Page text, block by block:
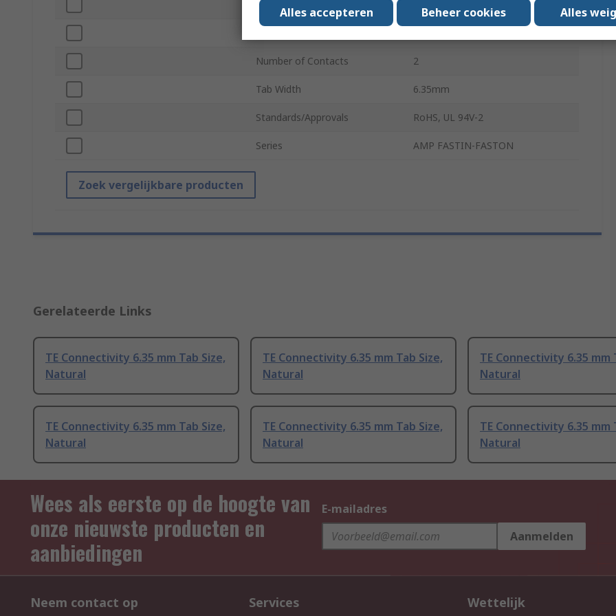
Length
Number of Contacts 2
Tab Width 6.35mm
Standards/Approvals RoHS, UL 94V-2
Series AMP FASTIN-FASTON
Zoek vergelijkbare producten
Gerelateerde Links
TE Connectivity 6.35 mm Tab Size,
Natural
TE Connectivity 6.35 mm Tab Size,
Natural
TE Connectivity 6.35 mm
Natural
TE Connectivity 6.35 mm Tab Size,
Natural
TE Connectivity 6.35 mm Tab Size,
Natural
TE Connectivity 6.35 mm
Natural
Wees als eerste op de hoogte van
onze nieuwste producten en
aanbiedingen
E-mailadres
Aanmelden
Neem contact op Services Wettelijk
Alles accepteren Beheer cookies Alles